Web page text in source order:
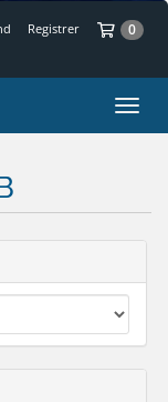
Registrer 0
Skift